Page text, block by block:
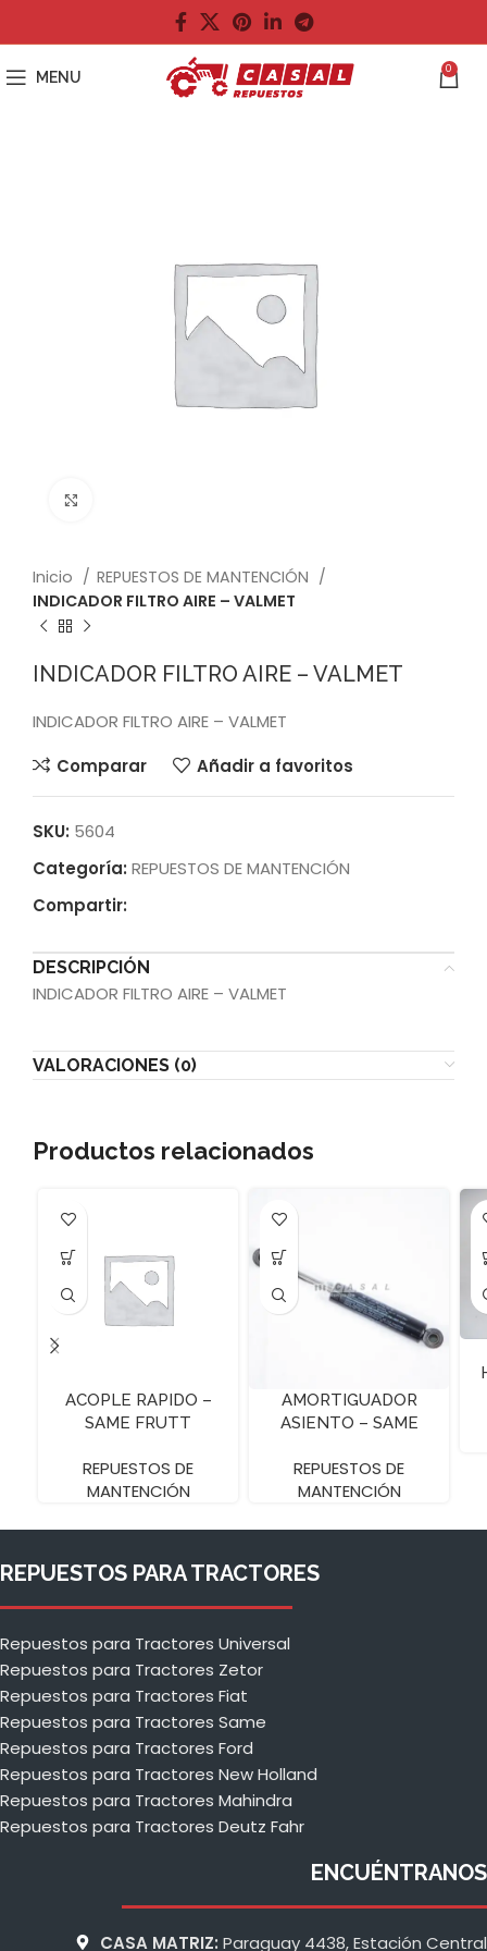
MENU 0
Inicio
REPUESTOS DE MANTENCIÓN
INDICADOR FILTRO AIRE – VALMET
INDICADOR FILTRO AIRE – VALMET
INDICADOR FILTRO AIRE – VALMET
Comparar
Añadir a favoritos
SKU: 5604
Categoría: REPUESTOS DE MANTENCIÓN
Compartir:
DESCRIPCIÓN
INDICADOR FILTRO AIRE – VALMET
VALORACIONES (0)
Productos relacionados
ACOPLE RAPIDO –
SAME FRUTT
REPUESTOS DE
MANTENCIÓN
AMORTIGUADOR
ASIENTO – SAME
REPUESTOS DE
MANTENCIÓN
REPUESTOS PARA TRACTORES
Repuestos para Tractores Universal
Repuestos para Tractores Zetor
Repuestos para Tractores Fiat
Repuestos para Tractores Same
Repuestos para Tractores Ford
Repuestos para Tractores New Holland
Repuestos para Tractores Mahindra
Repuestos para Tractores Deutz Fahr
ENCUÉNTRANOS
CASA MATRIZ: Paraguay 4438, Estación Central